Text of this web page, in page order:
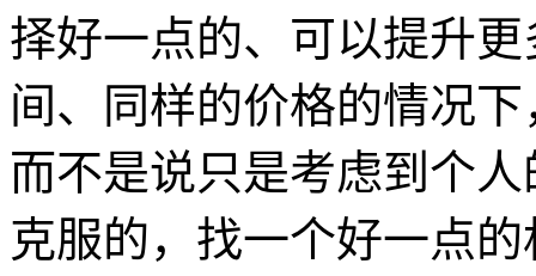
择好一点的、可以提升
间、同样的价格的情况
而不是说只是考虑到个
克服的，找一个好一点